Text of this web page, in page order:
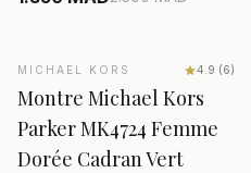
SALE −48%
AJOUTER AU PANIER
MICHAEL KORS 4.9 (6)
Montre Michael Kors
Parker MK4724 Femme
Dorée Cadran Vert